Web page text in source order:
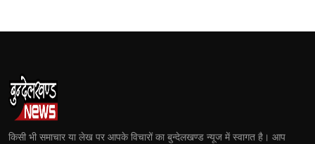
किसी भी समाचार या लेख पर आपके विचारों का बुन्देलखण्ड न्यूज में स्वागत है। आप